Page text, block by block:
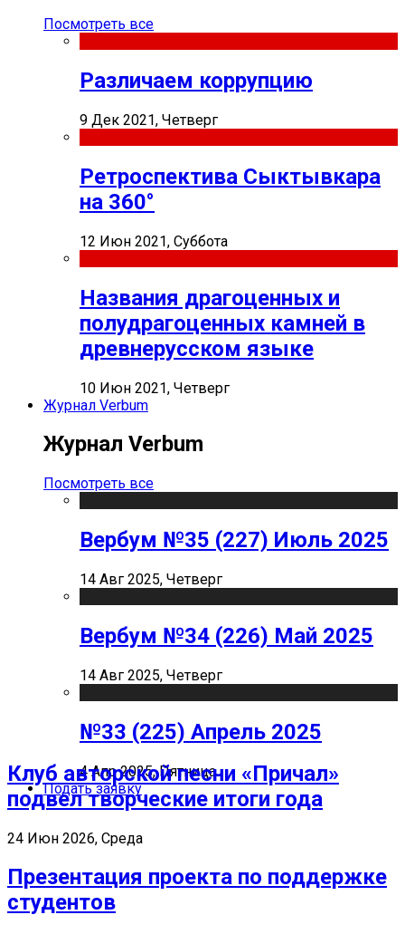
Посмотреть все
Различаем коррупцию
9 Дек 2021, Четверг
Ретроспектива Сыктывкара
на 360°
12 Июн 2021, Суббота
Названия драгоценных и
полудрагоценных камней в
древнерусском языке
10 Июн 2021, Четверг
Журнал Verbum
Журнал Verbum
Посмотреть все
Вербум №35 (227) Июль 2025
14 Авг 2025, Четверг
Вербум №34 (226) Май 2025
14 Авг 2025, Четверг
№33 (225) Апрель 2025
4 Апр 2025, Пятница
Подать заявку
Клуб авторской песни «Причал»
подвел творческие итоги года
24 Июн 2026, Среда
Презентация проекта по поддержке
студентов